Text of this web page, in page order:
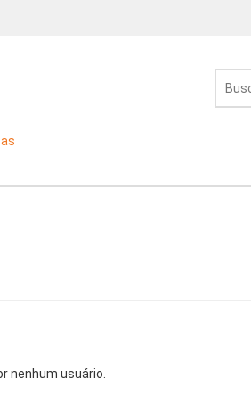
nenhum usuário.